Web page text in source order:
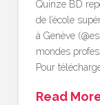
Quinze BD
de l’école
à Genève
mondes
Pour
Read